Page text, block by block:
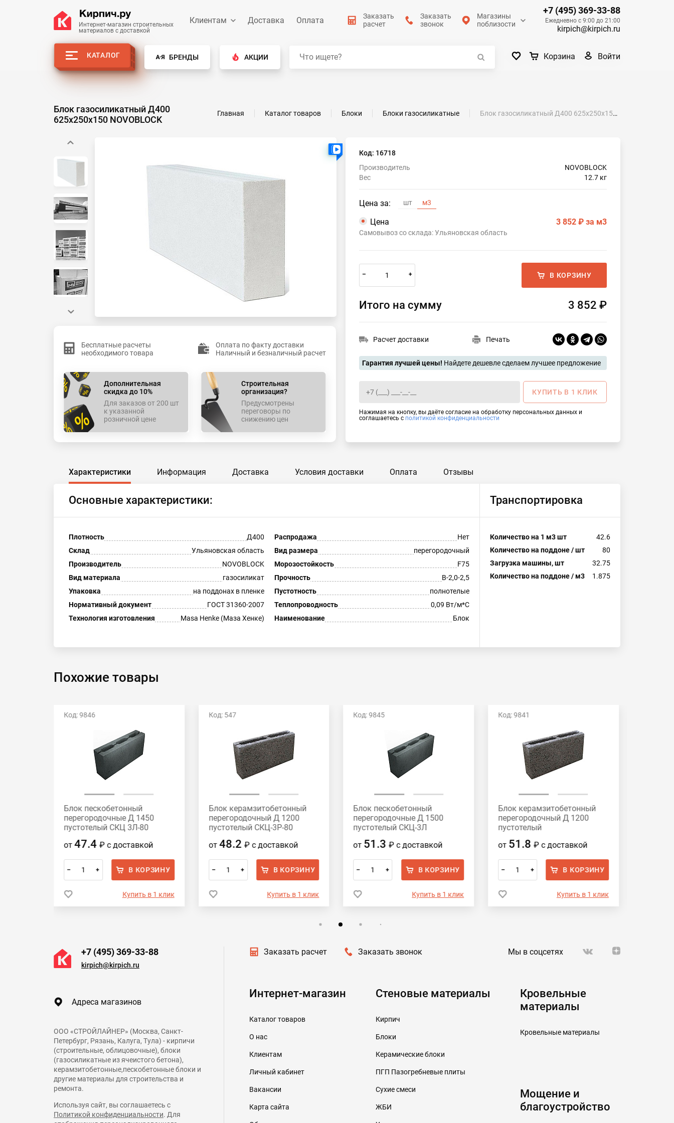
Интернет-магазин строительных
материалов с доставкой
Клиентам Доставка Оплата
Заказать
расчет
Заказать
звонок
Магазины
поблизости
+7 (495) 369-33-88
Ежедневно с 9:00 до 21:00
kirpich@kirpich.ru
КАТАЛОГ БРЕНДЫ АКЦИИ Корзина Войти
Блок газосиликатный Д400
625х250х150 NOVOBLOCK
Главная Каталог товаров Блоки Блоки газосиликатные Блок газосиликатный Д400 625х250х150 NOVOBLOCK
Бесплатные расчеты
необходимого товара
Оплата по факту доставки
Наличный и безналичный расчет
Дополнительная
скидка до 10%
Для заказов от 200 шт
к указанной
розничной цене
Строительная
организация?
Предусмотрены
переговоры по
снижению цен
Код: 16718
Производитель
NOVOBLOCK
Вес
12.7 кг
Цена за: шт м3
Цена 3 852 ₽ за м3
Самовывоз со склада: Ульяновская область
– + В КОРЗИНУ
Итого на сумму 3 852 ₽
Расчет доставки Печать
Гарантия лучшей цены! Найдете дешевле сделаем лучшее предложение
КУПИТЬ В 1 КЛИК
Нажимая на кнопку, вы даёте согласие на обработку персональных данных и
соглашаетесь с политикой конфиденциальности
Характеристики Информация Доставка Условия доставки Оплата Отзывы
Основные характеристики:
Плотность Д400 Распродажа
Нет
Склад
Ульяновская область Вид размера
перегородочный
Производитель
NOVOBLOCK Морозостойкость
F75
Вид материала
газосиликат Прочность
В-2,0-2,5
Упаковка
на поддонах в пленке Пустотность
полнотелые
Нормативный документ
ГОСТ 31360-2007 Теплопроводность
0,09 Вт/м*С
Технология изготовления
Masa Henke (Маза Хенке) Наименование Блок
Транспортировка
Количество на 1 м3 шт
42.6
Количество на поддоне / шт
80
Загрузка машины, шт
32.75
Количество на поддоне / м3
1.875
Похожие товары
Код: 9846
Блок пескобетонный
перегородочные Д 1450
пустотелый СКЦ 3Л-80
от 47.4 ₽ с доставкой
– + В КОРЗИНУ
Купить в 1 клик
Код: 547
Блок керамзитобетонный
перегородочный Д 1200
пустотелый СКЦ-3Р-80
от 48.2 ₽ с доставкой
– + В КОРЗИНУ
Купить в 1 клик
Код: 9845
Блок пескобетонный
перегородочные Д 1500
пустотелый СКЦ-3Л
от 51.3₽с доставкой
– + В КОРЗИНУ
Купить в 1 клик
Код: 9841
Блок керамзитобетонный
перегородочный Д 1200
пустотелый
от 51.8₽с доставкой
– + В КОРЗИНУ
Купить в 1 клик
+7 (495) 369-33-88
kirpich@kirpich.ru
Адреса магазинов
ООО «СТРОЙЛАЙНЕР» (Москва, Санкт-
Петербург, Рязань, Калуга, Тула) - кирпичи
(строительные, облицовочные), блоки
(газосиликатные из ячеистого бетона),
керамзитобетонные,пескобетонные блоки и
другие материалы для строительства и
ремонта.
Используя сайт, вы соглашаетесь с
Политикой конфиденциальности. Для
Заказать расчет Заказать звонок Мы в соцсетях
Интернет-магазин
Каталог товаров
О нас
Клиентам
Личный кабинет
Вакансии
Карта сайта
Стеновые материалы
Кирпич
Блоки
Керамические блоки
ПГП Пазогребневые плиты
Сухие смеси
ЖБИ
Кровельные
материалы
Кровельные материалы
Мощение и
благоустройство